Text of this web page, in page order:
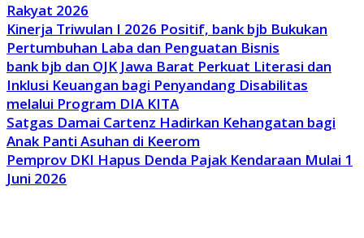
Rakyat 2026
Kinerja Triwulan I 2026 Positif, bank bjb Bukukan
Pertumbuhan Laba dan Penguatan Bisnis
bank bjb dan OJK Jawa Barat Perkuat Literasi dan
Inklusi Keuangan bagi Penyandang Disabilitas
melalui Program DIA KITA
Satgas Damai Cartenz Hadirkan Kehangatan bagi
Anak Panti Asuhan di Keerom
Pemprov DKI Hapus Denda Pajak Kendaraan Mulai 1
Juni 2026